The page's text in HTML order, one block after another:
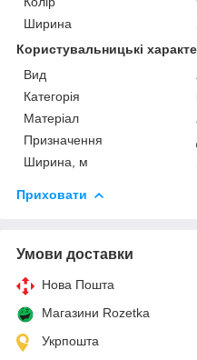
Ширина
Користувальницькі
Вид
Категорія
Матеріал
Призначення
Ширина, м
Приховати
Умови доставки
Нова Пошта
Магазини Rozetka
Укрпошта